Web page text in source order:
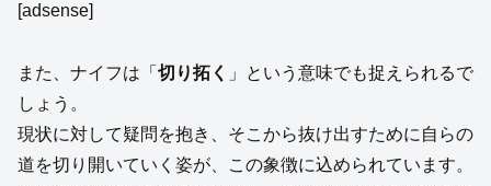
[adsense]
また、ナイフは「 切り拓く 」という意味でも捉えられるで
しょう。
現状に対して疑問を抱き、そこから抜け出すために自らの
道を切り開いていく姿が、この象徴に込められています。